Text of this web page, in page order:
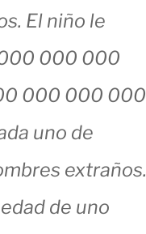
El niño le
000 000
000 000 000
uno de
extraños.
de uno